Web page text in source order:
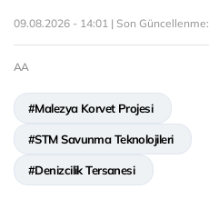
09.08.2026 - 14:01 | Son Güncellenme:
AA
#Malezya Korvet Projesi
#STM Savunma Teknolojileri
#Denizcilik Tersanesi